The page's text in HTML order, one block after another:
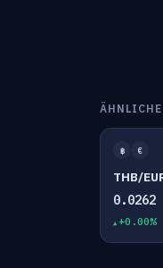
ÄHNLICHE
฿ €
THB/
0.0262
+0.00%